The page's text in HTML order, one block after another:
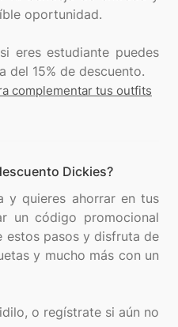
oportunidad.
eres estudiante puedes
complementar tus outfits
Dickies?
y quieres ahorrar en tus
un código promocional
estos pasos y disfruta de
y mucho más con un
o regístrate si aún no